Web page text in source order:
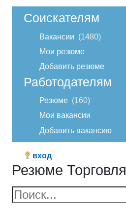
Соискателям
Вакансии
1480
Мои резюме
Добавить резюме
Работодателям
Резюме
160
Мои вакансии
Добавить вакансию
вход
Резюме Торговля